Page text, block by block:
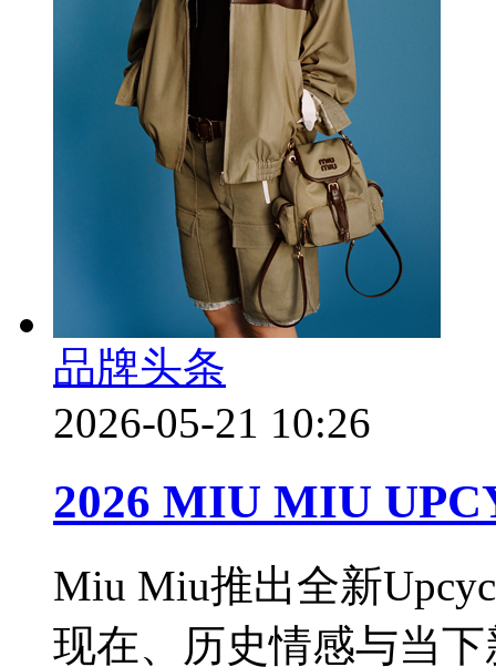
品牌头条
2026-05-21 10:26
2026 MIU MIU
Miu Miu推出全新
现在、历史情感与当